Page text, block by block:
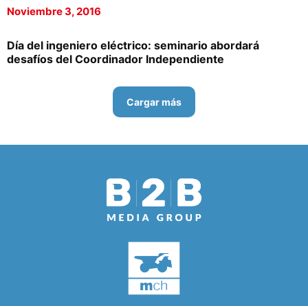
Noviembre 3, 2016
Día del ingeniero eléctrico: seminario abordará
desafíos del Coordinador Independiente
Cargar más